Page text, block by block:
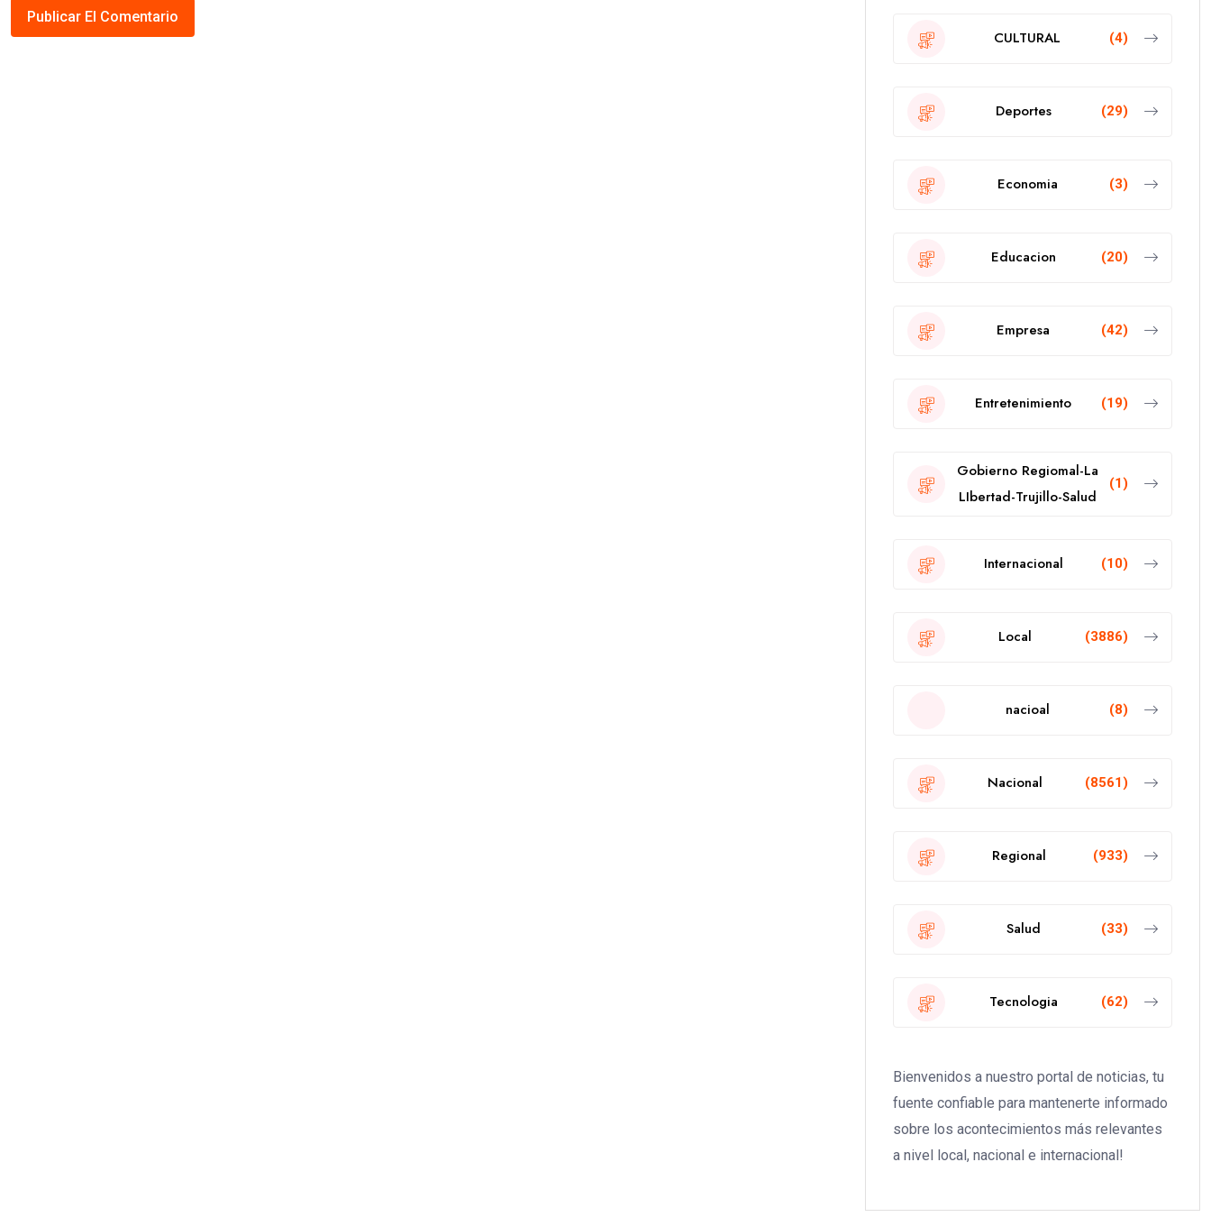
CULTURAL (4)
Deportes (29)
Economia (3)
Educacion (20)
Empresa (42)
Entretenimiento (19)
Gobierno Regiomal-La
LIbertad-Trujillo-Salud
(1)
Internacional (10)
Local (3886)
nacioal (8)
Nacional (8561)
Regional (933)
Salud (33)
Tecnologia (62)
Bienvenidos a nuestro portal de noticias, tu
fuente confiable para mantenerte informado
sobre los acontecimientos más relevantes
a nivel local, nacional e internacional!